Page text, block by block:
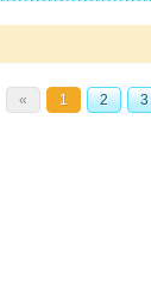
« 1 2 3